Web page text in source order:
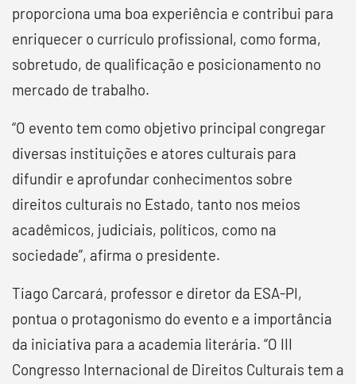
proporciona uma boa experiência e contribui para
enriquecer o currículo profissional, como forma,
sobretudo, de qualificação e posicionamento no
mercado de trabalho.
“O evento tem como objetivo principal congregar
diversas instituições e atores culturais para
difundir e aprofundar conhecimentos sobre
direitos culturais no Estado, tanto nos meios
acadêmicos, judiciais, políticos, como na
sociedade”, afirma o presidente.
Tiago Carcará, professor e diretor da ESA-PI,
pontua o protagonismo do evento e a importância
da iniciativa para a academia literária. “O III
Congresso Internacional de Direitos Culturais tem a